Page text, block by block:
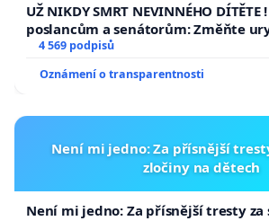
UŽ NIKDY SMRT NEVINNÉHO DÍTĚTE
poslancům a senátorům: Změňte
aby se tragédie malé Viktorky už
4 569 podpisů
Oznámení o transparentnosti
Není mi jedno: Za přísnější
zločiny na dětech
Není mi jedno: Za přísnější tresty